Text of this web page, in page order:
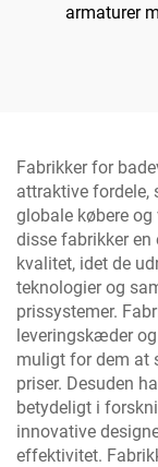
armaturer
Fabrikker for
attraktive fordele,
globale købere
disse fabrikker
kvalitet, idet de
teknologier og
prissystemer.
leveringskæder
muligt for dem at
priser. Desuden
betydeligt i
innovative
effektivitet.